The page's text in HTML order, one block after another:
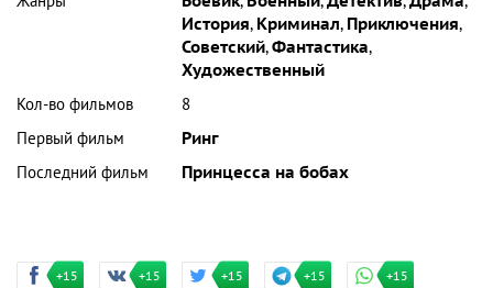
История, Криминал, Приключения,
Советский,Фантастика,
Художественный
Кол-во фильмов
8
Первый фильм
Ринг
Последний фильм
Принцесса на бобах
+15 +15 +15 +15 +15